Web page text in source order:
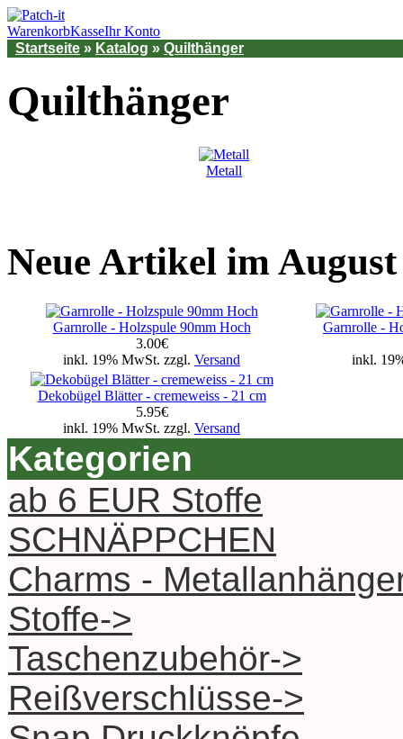
WarenkorbKasseIhr Konto
Startseite » Katalog » Quilthänger
Quilthänger
Metall
Neue Artikel im August
Garnrolle - Holzspule 90mm Hoch
3.00€
inkl. 19% MwSt. zzgl. Versand
Garnrolle -
inkl.
Dekobügel Blätter - cremeweiss - 21 cm
5.95€
inkl. 19% MwSt. zzgl. Versand
Kategorien
ab 6 EUR Stoffe
SCHNÄPPCHEN
Charms -
Stoffe->
Taschenzubehör->
Reißverschlüsse->